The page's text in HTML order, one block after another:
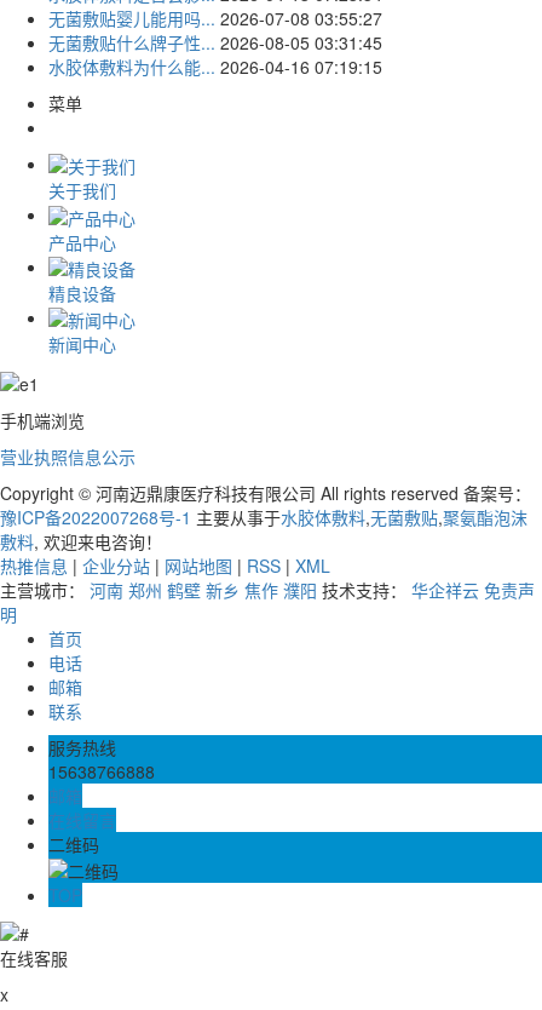
无菌敷贴婴儿能用吗... 2026-07-08 03:55:27
无菌敷贴什么牌子性... 2026-08-05 03:31:45
水胶体敷料为什么能... 2026-04-16 07:19:15
菜单
关于我们
产品中心
精良设备
新闻中心
手机端浏览
营业执照信息公示
Copyright © 河南迈鼎康医疗科技有限公司 All rights reserved 备案号：
豫ICP备2022007268号-1 主要从事于水胶体敷料,无菌敷贴,聚氨酯泡沫
敷料, 欢迎来电咨询！
热推信息 | 企业分站 | 网站地图 | RSS | XML
主营城市： 河南 郑州 鹤壁 新乡 焦作 濮阳 技术支持： 华企祥云 免责声
明
首页
电话
邮箱
联系
服务热线
15638766888
邮箱
在线留言
二维码
TOP
在线客服
x